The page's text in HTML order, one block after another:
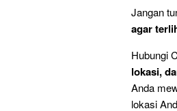
Jangan
agar
Hubungi
lokasi,
Anda
lokasi